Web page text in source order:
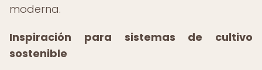
moderna.
Inspiración para sistemas de cultivo
sostenible